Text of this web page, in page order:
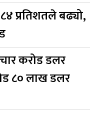
प्रतिशतले बढ्यो,
करोड डलर
८० लाख डलर